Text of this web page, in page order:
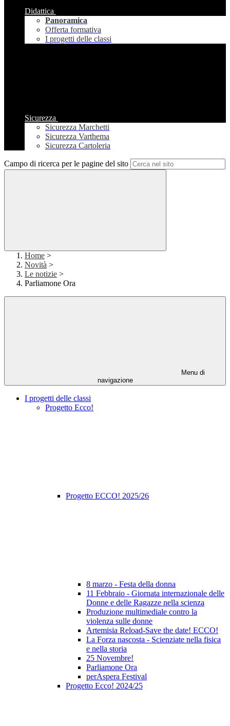
Didattica
Panoramica
Offerta formativa
I progetti delle classi
Sicurezza
Sicurezza Marchetti
Sicurezza Varthema
Sicurezza Cartoleria
Campo di ricerca per le pagine del sito
Home >
Novità >
Le notizie >
Parliamone Ora
Menu di
navigazione
I progetti delle classi
Progetto Ecco!
Progetto ECCO! 2025/26
8 marzo - Festa della donna
11 Febbraio - Giornata internazionale delle
Donne e delle Ragazze nella scienza
Produzione multimediale contro la
violenza sulle donne
Artemisia Reload-Save the date! ECCO!
La Forza nascosta - Scienziate nella fisica
e nella storia
25 Novembre!
Parliamone Ora
perAspera Festival
Progetto Ecco! 2024/25